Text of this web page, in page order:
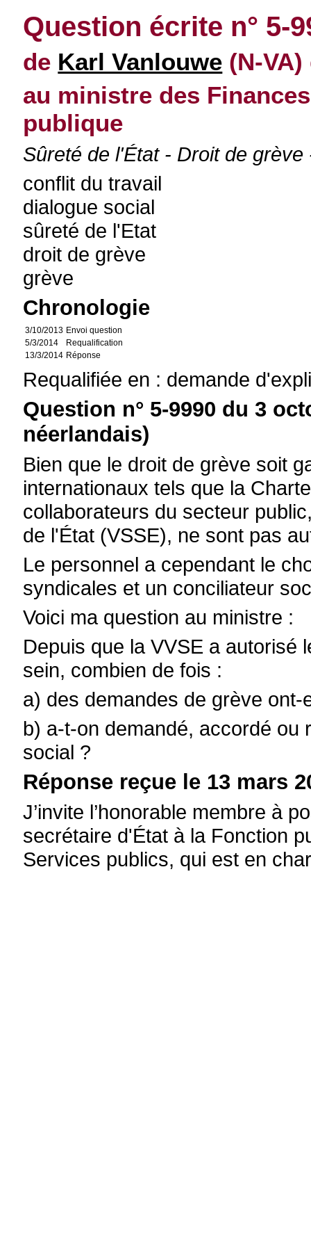
Question écrite n° 5-
de Karl Vanlouwe (N-
au ministre des
publique
Sûreté de l'État - Droit de
conflit du travail
dialogue social
sûreté de l'Etat
droit de grève
grève
Chronologie
3/10/2013 Envoi question
5/3/2014
Requalification
13/3/2014 Réponse
Requalifiée en : demande
Question n° 5-9990 du 3
néerlandais)
Bien que le droit de grève soit
internationaux tels que la
collaborateurs du secteur
de l'État (VSSE), ne sont pas
Le personnel a cependant le
syndicales et un conciliateur
Voici ma question au ministre :
Depuis que la VVSE a autorisé
sein, combien de fois :
a) des demandes de grève
b) a-t-on demandé, accordé ou
social ?
Réponse reçue le 13 mars
J’invite l’honorable membre à
secrétaire d'État à la Fonction
Services publics, qui est en